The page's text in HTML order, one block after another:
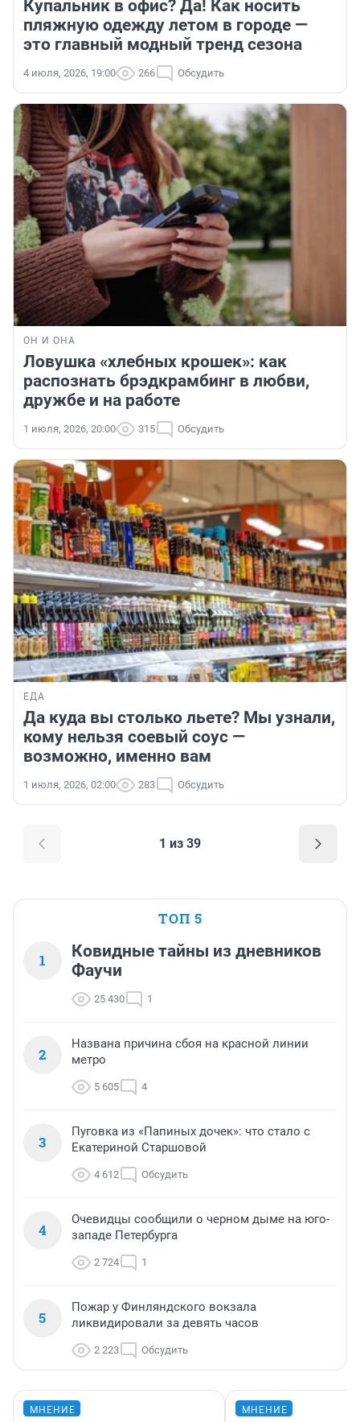
Купальник в офис? Да! Как носить
пляжную одежду летом в городе —
это главный модный тренд сезона
4 июля, 2026, 19:00 266 Обсудить
ОН И ОНА
Ловушка «хлебных крошек»: как
распознать брэдкрамбинг в любви,
дружбе и на работе
1 июля, 2026, 20:00 315 Обсудить
ЕДА
Да куда вы столько льете? Мы узнали,
кому нельзя соевый соус —
возможно, именно вам
1 июля, 2026, 02:00 283 Обсудить
1 из 39
ТОП 5
1
Ковидные тайны из дневников
Фаучи
25 430 1
2
Названа причина сбоя на красной линии
метро
5 605 4
3
Пуговка из «Папиных дочек»: что стало с
Екатериной Старшовой
4 612 Обсудить
4
Очевидцы сообщили о черном дыме на юго-
западе Петербурга
2 724 1
5
Пожар у Финляндского вокзала
ликвидировали за девять часов
2 223 Обсудить
МНЕНИЕ МНЕНИЕ